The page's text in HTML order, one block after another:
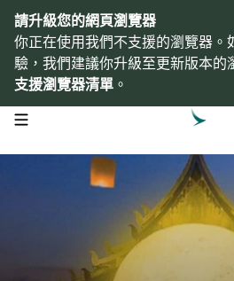
請升級您的網頁瀏覽器
你正在使用我們不支援的瀏覽器。
驗，我們建議你升級至更新版本
支援瀏覽器清單 。
open navigation menu